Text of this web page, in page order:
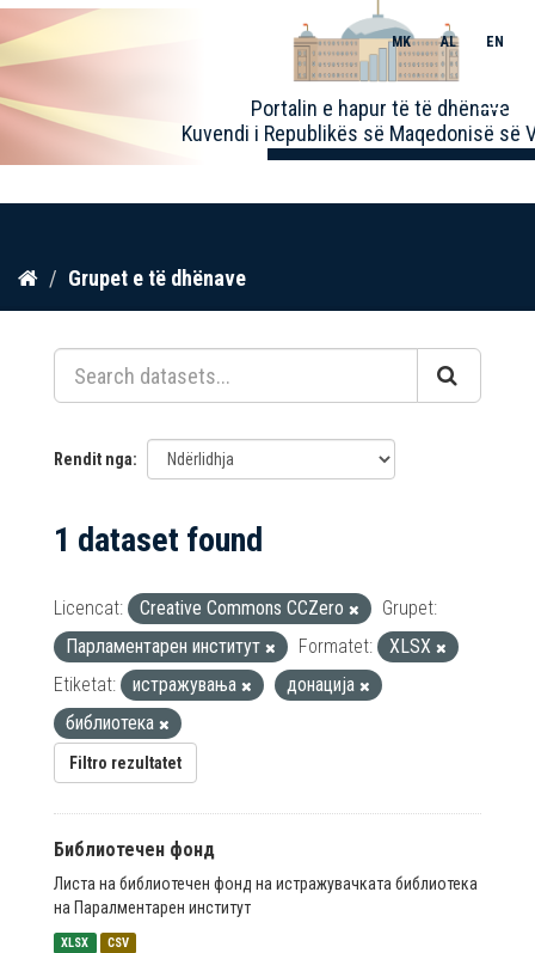
Kalo
përmbajtja
Portalin e hapur të të dhënave
Kuvendi i Republikës së Maqedonisë së
MK AL EN
Toggle
Grupet e të dhënave
Rendit nga
1 dataset found
Licencat: Creative Commons CCZero
Grupet:
Парламентарен институт
Formatet:
XLSX
Etiketat:
истражувања
донација
библиотека
Filtro rezultatet
Библиотечен фонд
Листа на библиотечен фонд на истражувачката библиотека
на Паралментарен институт
XLSX CSV